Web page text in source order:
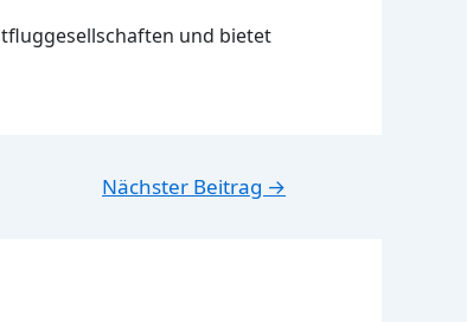
und bietet
Nächster Beitrag →